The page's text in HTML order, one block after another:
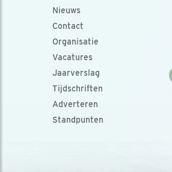
Nieuws
Contact
Organisatie
Vacatures
Jaarverslag
Tijdschriften
Adverteren
Standpunten